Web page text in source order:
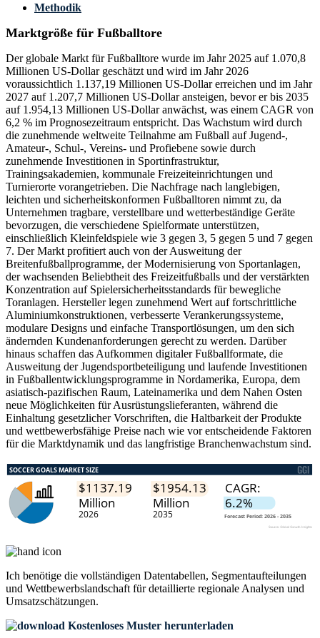
Methodik
Marktgröße für Fußballtore
Der globale Markt für Fußballtore wurde im Jahr 2025 auf 1.070,8
Millionen US-Dollar geschätzt und wird im Jahr 2026
voraussichtlich 1.137,19 Millionen US-Dollar erreichen und im Jahr
2027 auf 1.207,7 Millionen US-Dollar ansteigen, bevor er bis 2035
auf 1.954,13 Millionen US-Dollar anwächst, was einem CAGR von
6,2 % im Prognosezeitraum entspricht. Das Wachstum wird durch
die zunehmende weltweite Teilnahme am Fußball auf Jugend-,
Amateur-, Schul-, Vereins- und Profiebene sowie durch
zunehmende Investitionen in Sportinfrastruktur,
Trainingsakademien, kommunale Freizeiteinrichtungen und
Turnierorte vorangetrieben. Die Nachfrage nach langlebigen,
leichten und sicherheitskonformen Fußballtoren nimmt zu, da
Unternehmen tragbare, verstellbare und wetterbeständige Geräte
bevorzugen, die verschiedene Spielformate unterstützen,
einschließlich Kleinfeldspiele wie 3 gegen 3, 5 gegen 5 und 7 gegen
7. Der Markt profitiert auch von der Ausweitung der
Breitenfußballprogramme, der Modernisierung von Sportanlagen,
der wachsenden Beliebtheit des Freizeitfußballs und der verstärkten
Konzentration auf Spielersicherheitsstandards für bewegliche
Toranlagen. Hersteller legen zunehmend Wert auf fortschrittliche
Aluminiumkonstruktionen, verbesserte Verankerungssysteme,
modulare Designs und einfache Transportlösungen, um den sich
ändernden Kundenanforderungen gerecht zu werden. Darüber
hinaus schaffen das Aufkommen digitaler Fußballformate, die
Ausweitung der Jugendsportbeteiligung und laufende Investitionen
in Fußballentwicklungsprogramme in Nordamerika, Europa, dem
asiatisch-pazifischen Raum, Lateinamerika und dem Nahen Osten
neue Möglichkeiten für Ausrüstungslieferanten, während die
Einhaltung gesetzlicher Vorschriften, die Haltbarkeit der Produkte
und wettbewerbsfähige Preise nach wie vor entscheidende Faktoren
für die Marktdynamik und das langfristige Branchenwachstum sind.
Ich benötige die vollständigen Datentabellen, Segmentaufteilungen
und Wettbewerbslandschaft für detaillierte regionale Analysen und
Umsatzschätzungen.
Kostenloses Muster herunterladen